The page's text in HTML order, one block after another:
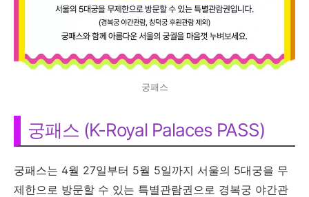
궁패스
궁패스 (K-Royal Palaces PASS)
궁패스는 4월 27일부터 5월 5일까지 서울의 5대궁을 무
제한으로 방문할 수 있는 특별관람권으로 경복궁 야간관